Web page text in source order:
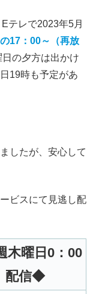
Eテレで2023年5月
17：00～（再放
の夕方は出かけ
19時も予定があ
したが、安心して
ビスにて見逃し配
木曜日0：00
配信◆